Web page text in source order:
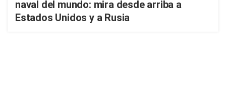
naval del mundo: mira desde arriba a
Estados Unidos y a Rusia